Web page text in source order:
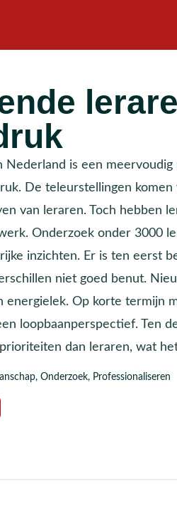
Nederland is een
De teleurstellingen
van leraren. Toch hebben
Onderzoek onder 3000
inzichten. Er is ten eerst
niet goed benut.
energielek. Op korte termijn
loopbaanperspectief. Ten
dan leraren, wat
, Onderzoek, Professionaliseren